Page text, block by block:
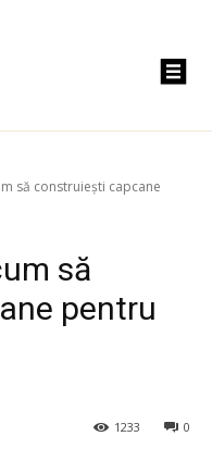
să construiești capcane
să
pentru
0
1233